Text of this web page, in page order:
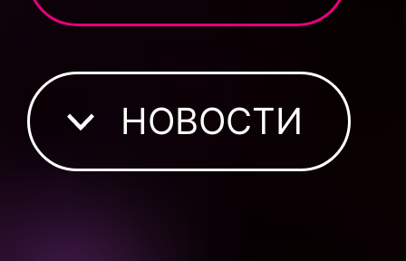
НОВОСТИ